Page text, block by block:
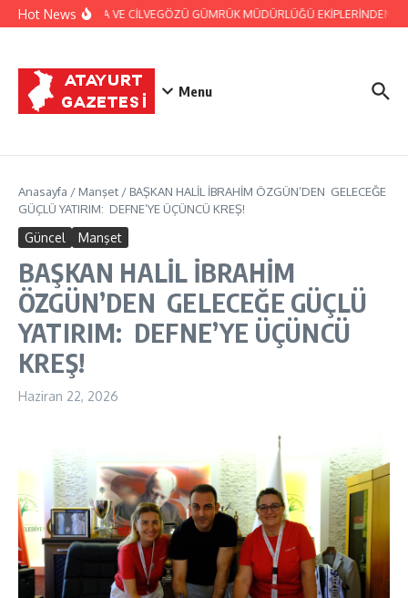
İçeriğe atla
Hot NewsJANDARMA VE CİLVEGÖZÜ GÜMRÜK MÜDÜRLÜĞÜ EKİPLERİNDEN
Menu
Anasayfa / Manşet / BAŞKAN HALİL İBRAHİM ÖZGÜN’DEN GELECEĞE
GÜÇLÜ YATIRIM: DEFNE’YE ÜÇÜNCÜ KREŞ!
Güncel Manşet
BAŞKAN HALİL İBRAHİM
ÖZGÜN’DEN GELECEĞE GÜÇLÜ
YATIRIM: DEFNE’YE ÜÇÜNCÜ
KREŞ!
Haziran 22, 2026